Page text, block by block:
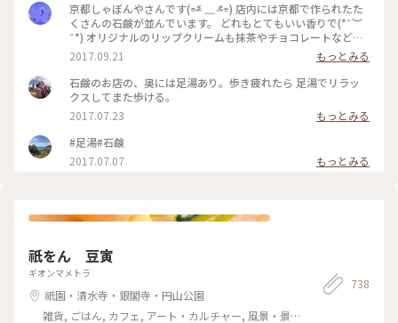
京都しゃぼんやさんです(⌯˃̶᷄ ﹏ ˂̶᷄⌯) 店内には京都で作られたた
くさんの石鹸が並んでいます。 どれもとてもいい香りで(*˘︶
˘*) オリジナルのリップクリームも抹茶やチョコレートなど、
面白い商品がありますが、ケースが木製でお土産にもぴったり
です☆ 私は抹茶を１つ購入しましたが、ほのかに香る抹茶、
いろも抹茶色ですが、もちろん塗ると伸びの良いリップクリー
ムです(❁ᴗ͈ˬᴗ͈) #日本は美しい #kyoto #京都 #京都しゃぼんや
2017.09.21
もっとみる
石鹸のお店の、奥には足湯あり。歩き疲れたら 足湯でリラッ
クスしてまた歩ける。
2017.07.23
もっとみる
#足湯#石鹸
2017.07.07
もっとみる
祇をん 豆寅
ギオンマメトラ
祇園・清水寺・銀閣寺・円山公園
雑貨, ごはん, カフェ, アート・カルチャー, 風景・景
738